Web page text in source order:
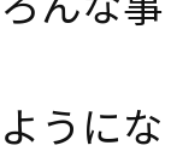
うにな